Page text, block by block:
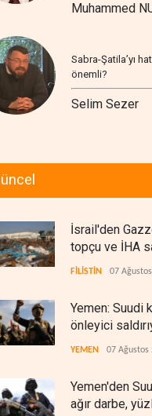
Muhammed
Sabra-Şatila’yı
önemli?
Selim Sezer
İsrail'den
topçu ve İHA
FİLİSTİN 07
Yemen: Suudi
önleyici
YEMEN 07 Ağustos
Yemen'den
ağır darbe,